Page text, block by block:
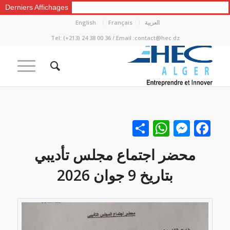
Derniers Affichages
العربية Français
English
Tel: (+213) 24 38 00 36 / Email :contact@hec.dz
Facebook
Messenger
WhatsApp
نشر
محضر اجتماع مجلس تأديبي
بتاريخ 9 جوان 2026